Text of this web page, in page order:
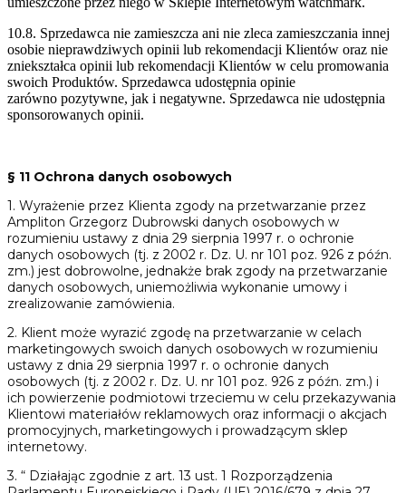
10.8. Sprzedawca nie zamieszcza ani nie zleca zamieszczania innej
osobie nieprawdziwych opinii lub rekomendacji Klientów oraz nie
zniekształca opinii lub rekomendacji Klientów w celu promowania
swoich Produktów. Sprzedawca udostępnia opinie
zarówno pozytywne, jak i negatywne. Sprzedawca nie udostępnia
sponsorowanych opinii.
§ 11 Ochrona danych osobowych
1. Wyrażenie przez Klienta zgody na przetwarzanie przez
Ampliton Grzegorz Dubrowski danych osobowych w
rozumieniu ustawy z dnia 29 sierpnia 1997 r. o ochronie
danych osobowych (tj. z 2002 r. Dz. U. nr 101 poz. 926 z późn.
zm.) jest dobrowolne, jednakże brak zgody na przetwarzanie
danych osobowych, uniemożliwia wykonanie umowy i
zrealizowanie zamówienia.
2. Klient może wyrazić zgodę na przetwarzanie w celach
marketingowych swoich danych osobowych w rozumieniu
ustawy z dnia 29 sierpnia 1997 r. o ochronie danych
osobowych (tj. z 2002 r. Dz. U. nr 101 poz. 926 z późn. zm.) i
ich powierzenie podmiotowi trzeciemu w celu przekazywania
Klientowi materiałów reklamowych oraz informacji o akcjach
promocyjnych, marketingowych i prowadzącym sklep
internetowy.
3. “ Działając zgodnie z art. 13 ust. 1 Rozporządzenia